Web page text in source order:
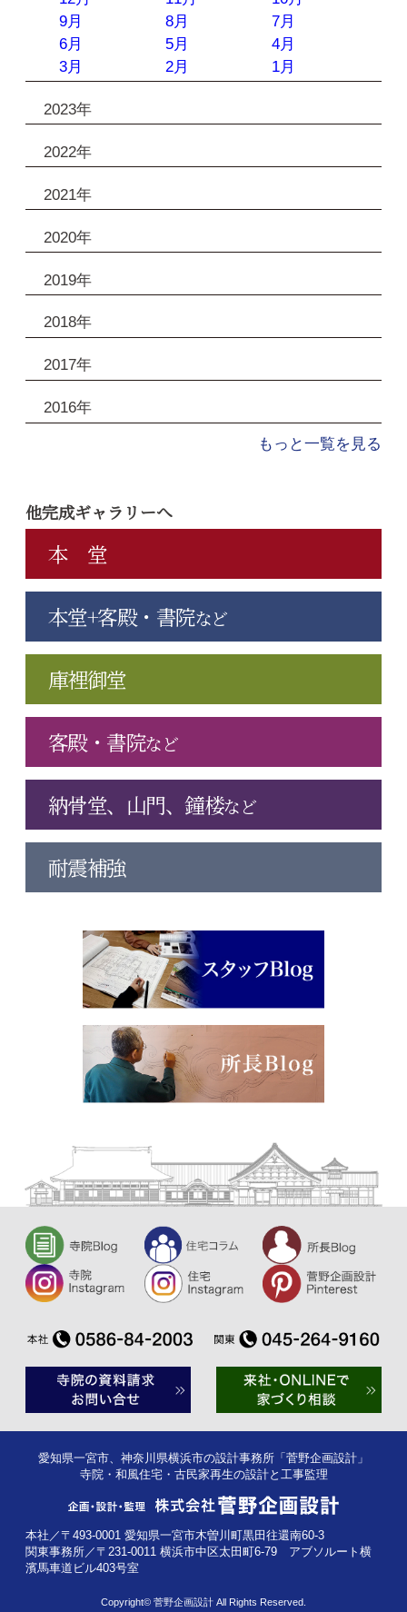
9月
8月
7月
6月
5月
4月
3月
2月 1月
2023年
2022年
2021年
2020年
2019年
2018年
2017年
2016年
もっと一覧を見る
他完成ギャラリーへ
本 堂
本堂+客殿・書院など
庫裡御堂
客殿・書院など
納骨堂、山門、鐘楼など
耐震補強
愛知県一宮市、神奈川県横浜市の設計事務所「菅野企画設計」
寺院・和風住宅・古民家再生の設計と工事監理
本社／〒493-0001 愛知県一宮市木曽川町黒田往還南60-3
関東事務所／〒231-0011 横浜市中区太田町6-79 アブソルート横
濱馬車道ビル403号室
Copyright© 菅野企画設計 All Rights Reserved.